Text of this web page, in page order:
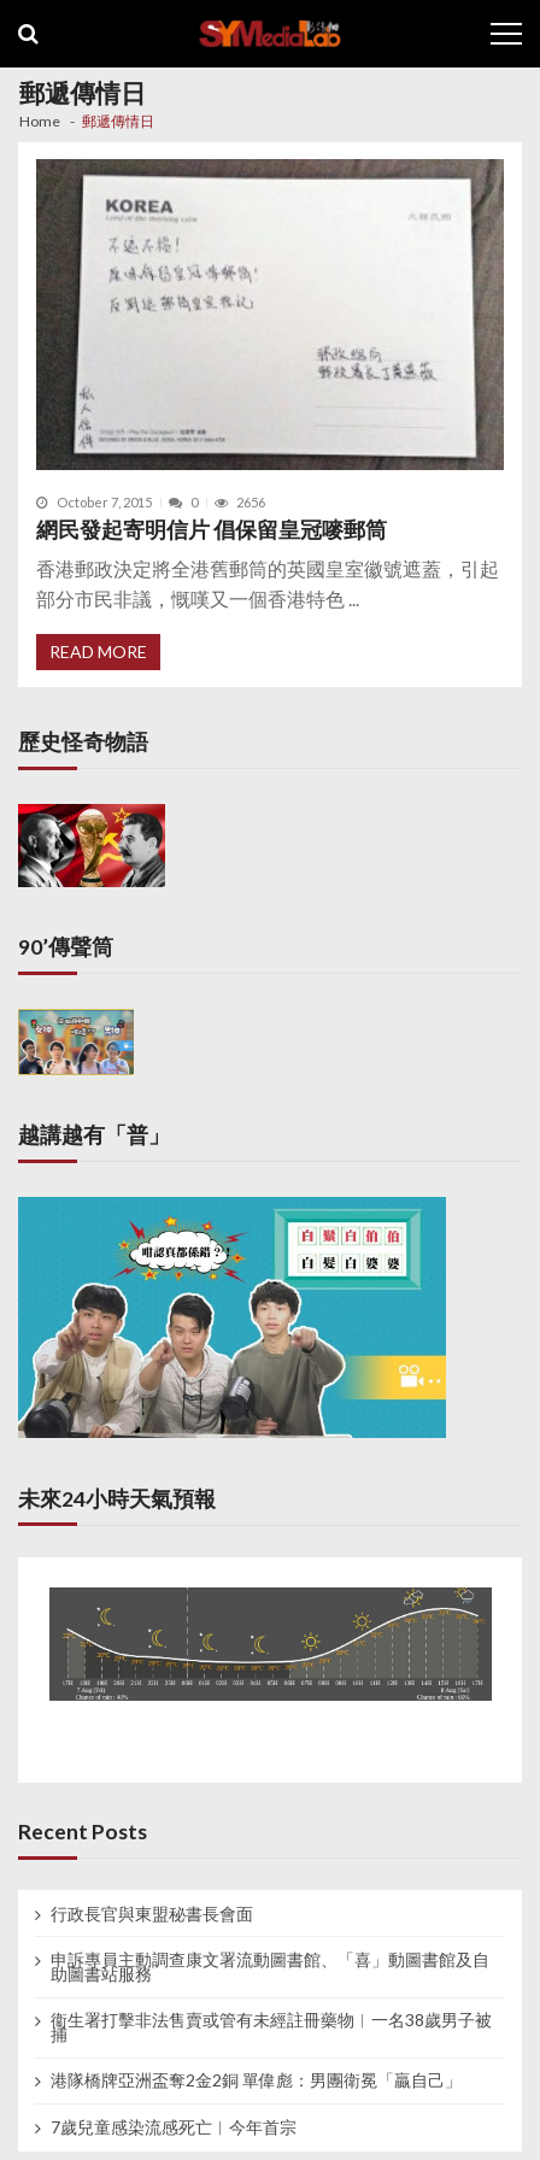
navigation
content
郵遞傳情日
Home 郵遞傳情日
October 7, 2015 0 2656
網民發起寄明信片 倡保留皇冠嘜郵筒
香港郵政決定將全港舊郵筒的英國皇室徽號遮蓋，引起
部分市民非議，慨嘆又一個香港特色 ...
READ MORE
歷史怪奇物語
90’傳聲筒
越講越有「普」
未來24小時天氣預報
Recent Posts
行政長官與東盟秘書長會面
申訴專員主動調查康文署流動圖書館、「喜」動圖書館及自
助圖書站服務
衞生署打擊非法售賣或管有未經註冊藥物︱一名38歲男子被
捕
港隊橋牌亞洲盃奪2金2銅 單偉彪：男團衛冕「贏自己」
7歲兒童感染流感死亡︱今年首宗